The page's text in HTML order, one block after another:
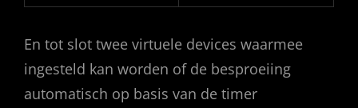
En tot slot twee virtuele devices waarmee
ingesteld kan worden of de besproeiing
automatisch op basis van de timer